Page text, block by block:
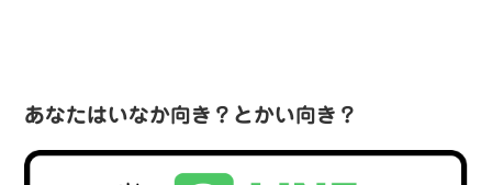
あなたはいなか向き？とかい向き？